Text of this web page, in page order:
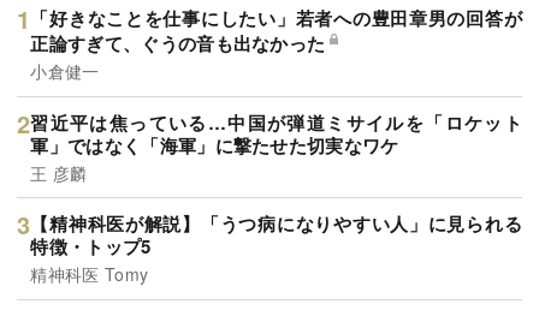
「好きなことを仕事にしたい」若者への豊田章男の回答が
正論すぎて、ぐうの音も出なかった
小倉健一
習近平は焦っている…中国が弾道ミサイルを「ロケット
軍」ではなく「海軍」に撃たせた切実なワケ
王 彦麟
【精神科医が解説】「うつ病になりやすい人」に見られる
特徴・トップ5
精神科医 Tomy